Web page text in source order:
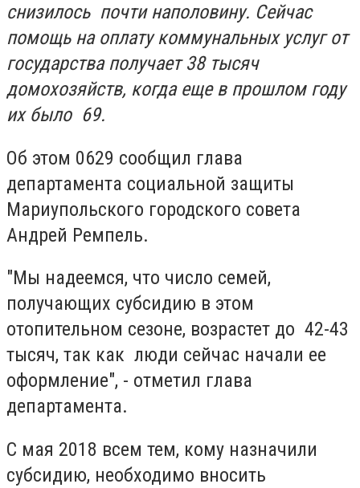
снизилось почти наполовину. Сейчас
помощь на оплату коммунальных услуг от
государства получает 38 тысяч
домохозяйств, когда еще в прошлом году
их было 69.
Об этом 0629 сообщил глава
департамента социальной защиты
Мариупольского городского совета
Андрей Ремпель.
"Мы надеемся, что число семей,
получающих субсидию в этом
отопительном сезоне, возрастет до 42-43
тысяч, так как люди сейчас начали ее
оформление", - отметил глава
департамента.
С мая 2018 всем тем, кому назначили
субсидию, необходимо вносить